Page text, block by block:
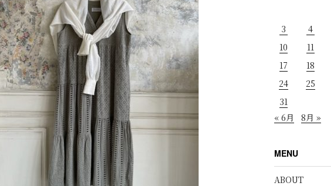
3
4
10
11
17
18
24
25
31
« 6月
8月 »
MENU
ABOUT